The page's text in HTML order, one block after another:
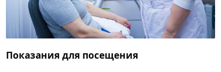
Показания для посещения